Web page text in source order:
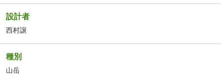
設計者
西村譲
種別
山岳